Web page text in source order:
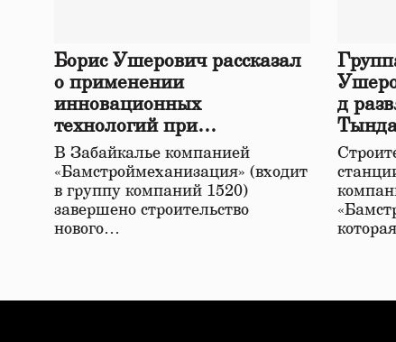
Борис Ушерович рассказал
о применении
инновационных
технологий при
строительстве нового моста
в Забайкалье
В Забайкалье компанией
«Бамстроймеханизация» (входит
в группу компаний 1520)
завершено строительство
нового…
д